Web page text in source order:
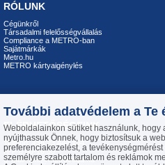
További adatvédelem a Te
Weboldalainkon sütiket használunk, hogy
nyújthassuk Önnek, hogy biztosítsuk a
preferenciakezelést, a
személyre szabott tartalom és reklámok
RÓLUNK
Cégünkről
Társadalmi felelősségvállalás
Compliance a METRO-ban
Sajátmárkák
Metro.hu
METRO kártyaigénylés
ELÉRHETŐSÉGEINK
Telefon: +36 23 444 194
H-P 8:00-16:30
E-mail:info@metroiroda.hu